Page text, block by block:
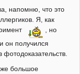
напомню, что это
Я, как
, но
он получился
большое